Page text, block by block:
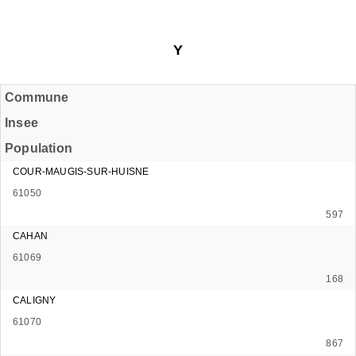
Y
Commune
Insee
Population
COUR-MAUGIS-SUR-HUISNE
61050
597
CAHAN
61069
168
CALIGNY
61070
867